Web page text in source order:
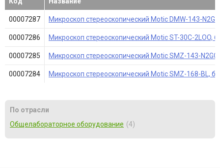
00007287 Микроскоп стереоскопический Motic DMW-143-
00007286 Микроскоп стереоскопический Motic ST-30C-
00007285 Микроскоп стереоскопический Motic SMZ-143-
00007284 Микроскоп стереоскопический Motic SMZ-168-BL,
По отрасли
Общелабораторное оборудование
4